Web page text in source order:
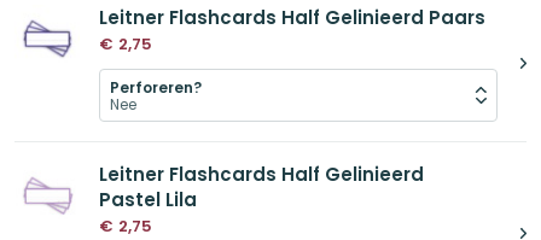
Leitner Flashcards Half Gelinieerd Paars
€ 2,75
Perforeren?
Leitner Flashcards Half Gelinieerd
Pastel Lila
€ 2,75